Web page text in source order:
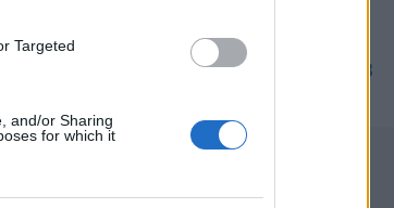
Targeted
and/or Sharing
for which it
PUB
</body>